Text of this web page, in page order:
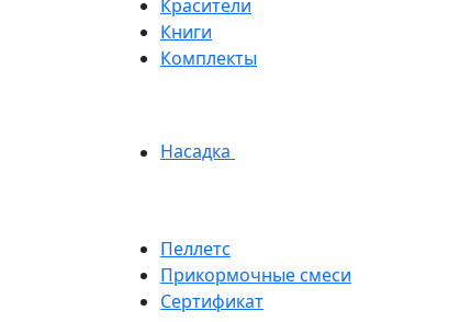
Красители
Книги
Комплекты
Насадка
Пеллетс
Прикормочные смеси
Сертификат